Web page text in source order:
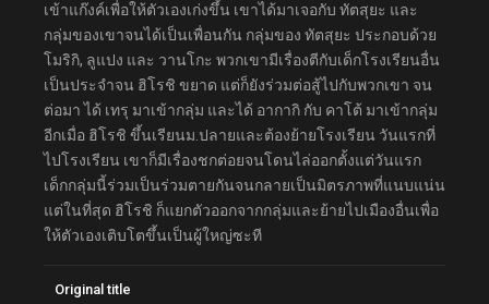
เข้าแก๊งค์เพื่อให้ตัวเองเก่งขึ้น เขาได้มาเจอกับ ทัตสุยะ และ
กลุ่มของเขาจนได้เป็นเพื่อนกัน กลุ่มของ ทัตสุยะ ประกอบด้วย
โมริกิ, ลูแปง และ วานโกะ พวกเขามีเรื่องตีกับเด็กโรงเรียนอื่น
เป็นประจำจน ฮิโรชิ ขยาด แต่ก็ยังร่วมต่อสู้ไปกับพวกเขา จน
ต่อมา ได้ เทรุ มาเข้ากลุ่ม และได้ อากากิ กับ คาโต้ มาเข้ากลุ่ม
อีกเมื่อ ฮิโรชิ ขึ้นเรียนม.ปลายและต้องย้ายโรงเรียน วันแรกที่
ไปโรงเรียน เขาก็มีเรื่องชกต่อยจนโดนไล่ออกตั้งแต่วันแรก
เด็กกลุ่มนี้ร่วมเป็นร่วมตายกันจนกลายเป็นมิตรภาพที่แนบแน่น
แต่ในที่สุด ฮิโรชิ ก็แยกตัวออกจากกลุ่มและย้ายไปเมืองอื่นเพื่อ
ให้ตัวเองเติบโตขึ้นเป็นผู้ใหญ่ซะที
Original title